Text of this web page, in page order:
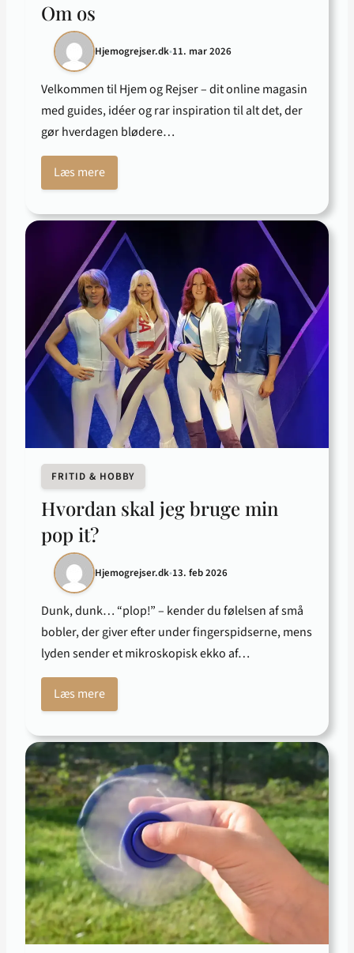
Om os
Hjemogrejser.dk•11. mar 2026
Velkommen til Hjem og Rejser – dit online magasin
med guides, idéer og rar inspiration til alt det, der
gør hverdagen blødere…
Læs mere
FRITID & HOBBY
Hvordan skal jeg bruge min
pop it?
Hjemogrejser.dk•13. feb 2026
Dunk, dunk… “plop!” – kender du følelsen af små
bobler, der giver efter under fingerspidserne, mens
lyden sender et mikroskopisk ekko af…
Læs mere